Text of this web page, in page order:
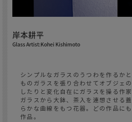
岸本耕平
Glass Artist:Kohei Kishimoto
シンプルなガラスのうつわを作るか
ものガラスを張り合わせてオブジェ
したりと変化自在にガラスを操る作
ガラスから大鉢、茶入を連想させる
らかな曲線をもつ花器。どの作品に
作品。